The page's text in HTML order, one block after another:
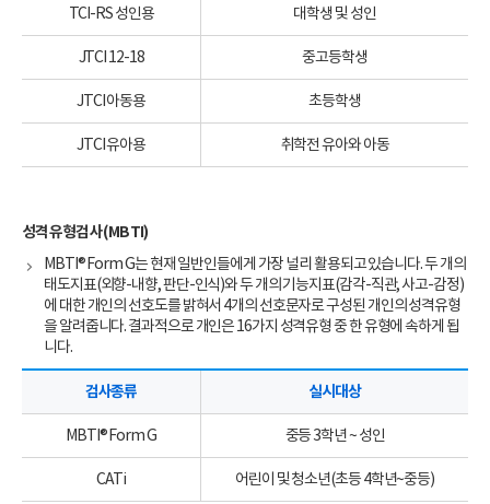
TCI-RS 성인용 대학생 및 성인
JTCI 12-18 중고등학생
JTCI 아동용 초등학생
JTCI 유아용 취학전 유아와 아동
성격유형검사(MBTI)
MBTI® Form G는 현재 일반인들에게 가장 널리 활용되고 있습니다. 두 개의
태도지표(외향-내향, 판단-인식)와 두 개의 기능지표(감각-직관, 사고-감정)
에 대한 개인의 선호도를 밝혀서 4개의 선호문자로 구성된 개인의 성격유형
을 알려줍니다. 결과적으로 개인은 16가지 성격유형 중 한 유형에 속하게 됩
니다.
검사종류 실시대상
MBTI® Form G 중등 3학년 ~ 성인
CATi 어린이 및 청소년(초등 4학년~중등)